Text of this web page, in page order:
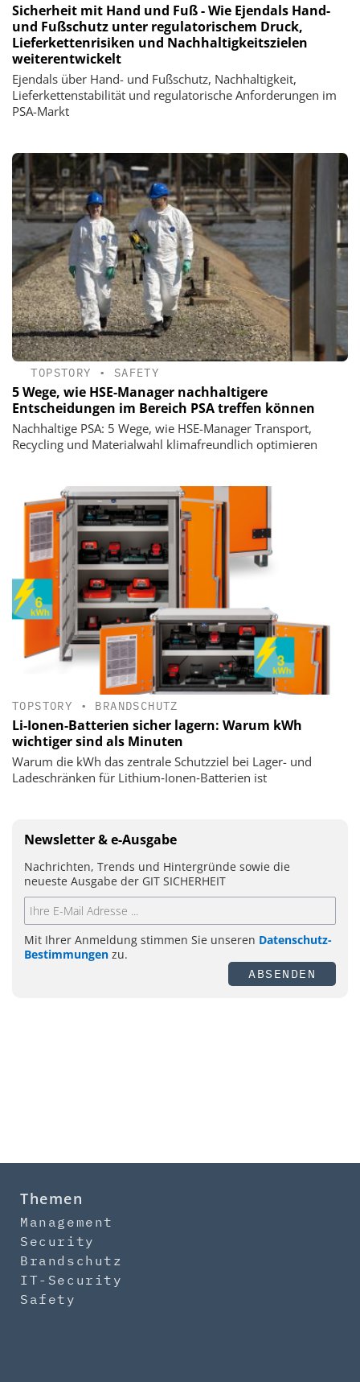
Sicherheit mit Hand und Fuß - Wie Ejendals Hand-
und Fußschutz unter regulatorischem Druck,
Lieferkettenrisiken und Nachhaltigkeitszielen
weiterentwickelt
Ejendals über Hand- und Fußschutz, Nachhaltigkeit,
Lieferkettenstabilität und regulatorische Anforderungen im
PSA-Markt
TOPSTORY • SAFETY
5 Wege, wie HSE-Manager nachhaltigere
Entscheidungen im Bereich PSA treffen können
Nachhaltige PSA: 5 Wege, wie HSE-Manager Transport,
Recycling und Materialwahl klimafreundlich optimieren
TOPSTORY • BRANDSCHUTZ
Li-Ionen-Batterien sicher lagern: Warum kWh
wichtiger sind als Minuten
Warum die kWh das zentrale Schutzziel bei Lager- und
Ladeschränken für Lithium‑Ionen‑Batterien ist
Newsletter & e-Ausgabe
Nachrichten, Trends und Hintergründe sowie die
neueste Ausgabe der GIT SICHERHEIT
Mit Ihrer Anmeldung stimmen Sie unseren Datenschutz-
Bestimmungen zu.
ABSENDEN
Themen
Management
Security
Brandschutz
IT-Security
Safety